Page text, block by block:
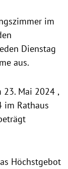
im
Dienstag
aus.
Mai 2024 ,
im Rathaus
Höchstgebot